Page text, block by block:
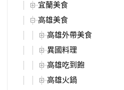
宜蘭美食
高雄美食
高雄外帶美食
異國料理
高雄吃到飽
高雄火鍋